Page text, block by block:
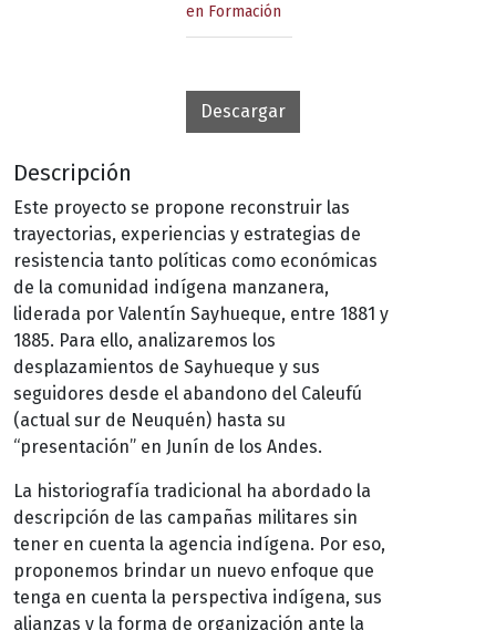
en Formación
Descargar
Descripción
Este proyecto se propone reconstruir las
trayectorias, experiencias y estrategias de
resistencia tanto políticas como económicas
de la comunidad indígena manzanera,
liderada por Valentín Sayhueque, entre 1881 y
1885. Para ello, analizaremos los
desplazamientos de Sayhueque y sus
seguidores desde el abandono del Caleufú
(actual sur de Neuquén) hasta su
“presentación” en Junín de los Andes.
La historiografía tradicional ha abordado la
descripción de las campañas militares sin
tener en cuenta la agencia indígena. Por eso,
proponemos brindar un nuevo enfoque que
tenga en cuenta la perspectiva indígena, sus
alianzas y la forma de organización ante la